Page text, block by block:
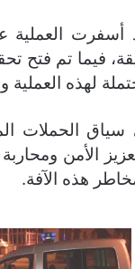
أسفرت العملية
فيما تم فتح
لهذه
سياق الحملات
الأمن
هذه الآفة.